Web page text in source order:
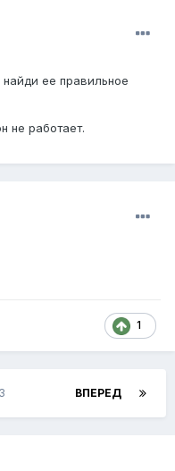
ее правильное
не работает.
1
ВПЕРЕД